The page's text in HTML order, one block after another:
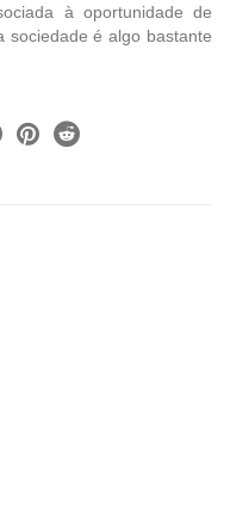
à oportunidade de
sociedade é algo bastante